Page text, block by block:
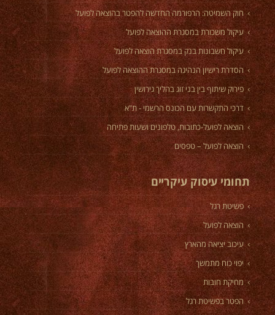
חוק השמיטה: הרפורמה החדשה להפטר בהוצאה לפועל
עיקול משכורת במסגרת ההוצאה לפועל
עיקול חשבונות בנק במסגרת הוצאה לפועל
הסדרת רישיון הנהיגה במסגרת ההוצאה לפועל
פירוק שיתוף בין בני זוג בהליך גירושין
דרכי התקשרות עם הכונס הרשמי - ת"א
הוצאה לפועל-כתובות, טלפונים ושעות פתיחה
הוצאה לפועל – טפסים
תחומי עיסוק עיקריים
פשיטת רגל
הוצאה לפועל
עיכוב יציאה מהארץ
יפוי כוח מתמשך
מחיקת חובות
הפטר בפשיטת רגל